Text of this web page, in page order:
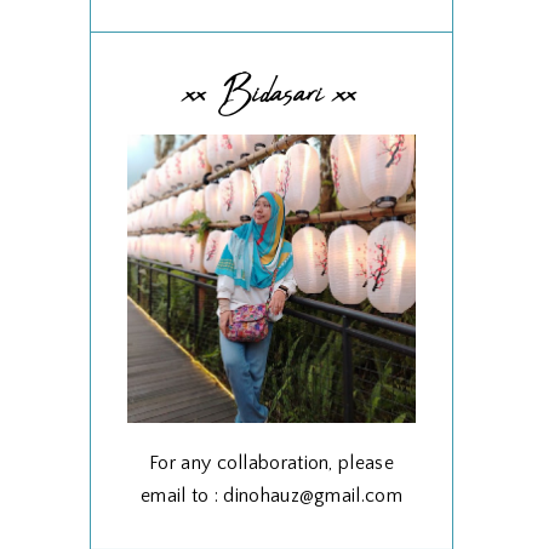
xx Bidasari xx
For any collaboration, please
email to : dinohauz@gmail.com